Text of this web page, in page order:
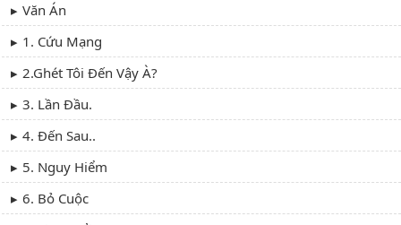
Văn Án
1. Cứu Mạng
2.Ghét Tôi Đến Vậy À?
3. Lần Đầu.
4. Đến Sau..
5. Nguy Hiểm
6. Bỏ Cuộc